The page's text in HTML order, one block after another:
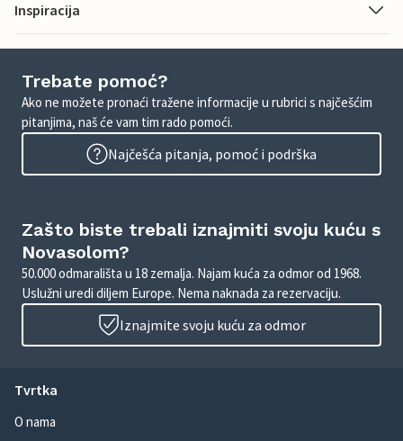
Inspiracija
Trebate pomoć?
Ako ne možete pronaći tražene informacije u rubrici s najčešćim
pitanjima, naš će vam tim rado pomoći.
Najčešća pitanja, pomoć i podrška
Zašto biste trebali iznajmiti svoju kuću s
Novasolom?
50.000 odmarališta u 18 zemalja. Najam kuća za odmor od 1968.
Uslužni uredi diljem Europe. Nema naknada za rezervaciju.
Iznajmite svoju kuću za odmor
Tvrtka
O nama